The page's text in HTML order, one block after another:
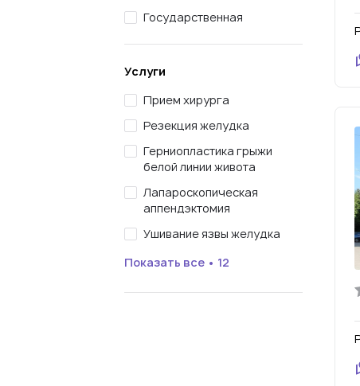
Государственная
Услуги
Прием хирурга
Резекция желудка
Герниопластика грыжи
белой линии живота
Лапароскопическая
аппендэктомия
Ушивание язвы желудка
Показать все • 12